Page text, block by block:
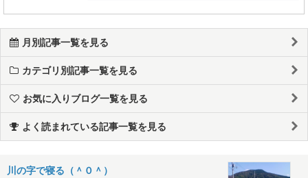
月別記事一覧を見る
カテゴリ別記事一覧を見る
お気に入りブログ一覧を見る
よく読まれている記事一覧を見る
川の字で寝る（＾０＾）